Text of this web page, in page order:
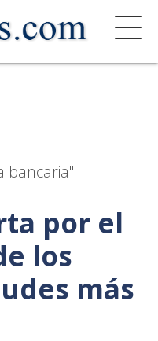
bancaria"
por el
los
más